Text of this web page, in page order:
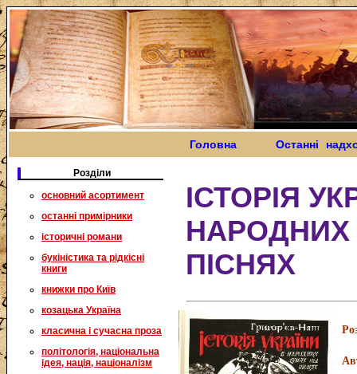
Головна Останні
Розділи
основний асортимент
останні примірники
історичні романи
букіністика та рідкісні
книги
книжки про Київ
козацька Україна
класична і сучасна проза
політологія, національна
ідея, нація, націоналізм
ІСТОРІЯ
НАРОДНИХ
ПІСНЯХ